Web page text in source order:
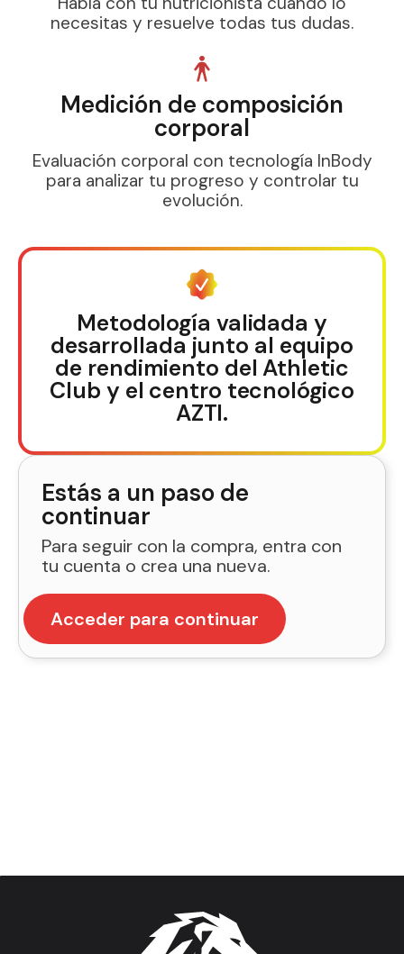
necesitas y resuelve todas tus dudas.
Medición de composición
corporal
Evaluación corporal con tecnología InBody
para analizar tu progreso y controlar tu
evolución.
Metodología validada y
desarrollada junto al equipo
de rendimiento del Athletic
Club y el centro tecnológico
AZTI.
Estás a un paso de
continuar
Para seguir con la compra, entra con
tu cuenta o crea una nueva.
Acceder para continuar